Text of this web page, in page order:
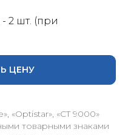
2 шт. (при
ЦЕНУ
«Optistar», «CT 9000»
товарными знаками